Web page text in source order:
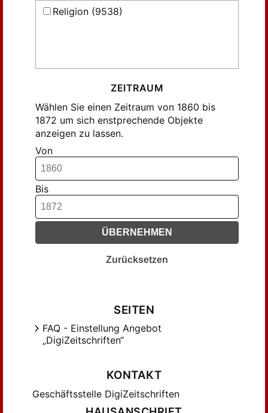
Holtzmann, Heinrich (79)
Münscher, F.W. (22)
Nippold, F. (11)
Pierson, A. (31)
Romang, J.P. (14)
Rothe (12)
Rothe, R. (117)
Schenkel (39)
Schenkel, Bernhard (17)
Schenkel, Daniel (587)
Schlayer, Adolf (17)
Schlayer, Gustav Adolf (16)
Wattenbach (28)
Wittichen, C. (22)
Religion (9538)
ZEITRAUM
Wählen Sie einen Zeitraum von 1860 bis
1872 um sich enstprechende Objekte
anzeigen zu lassen.
Von
Bis
ÜBERNEHMEN
Zurücksetzen
SEITEN
FAQ - Einstellung Angebot
„DigiZeitschriften“
KONTAKT
Geschäftsstelle DigiZeitschriften